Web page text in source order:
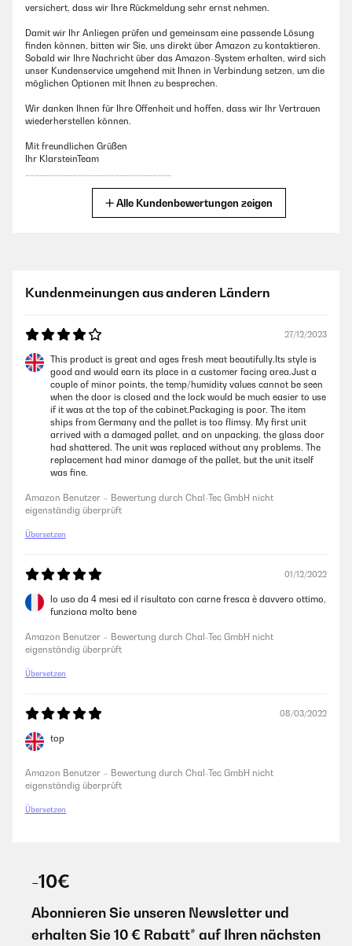
versichert, dass wir Ihre Rückmeldung sehr ernst nehmen.
Damit wir Ihr Anliegen prüfen und gemeinsam eine passende Lösung
finden können, bitten wir Sie, uns direkt über Amazon zu kontaktieren.
Sobald wir Ihre Nachricht über das Amazon-System erhalten, wird sich
unser Kundenservice umgehend mit Ihnen in Verbindung setzen, um die
möglichen Optionen mit Ihnen zu besprechen.
Wir danken Ihnen für Ihre Offenheit und hoffen, dass wir Ihr Vertrauen
wiederherstellen können.
Mit freundlichen Grüßen
Ihr KlarsteinTeam
Bedienungsanleitung sollte auch etwas detaillierter sein. Aber sonst
Amazon Benutzer – Bewertung durch Chal-Tec GmbH nicht
eigenständig überprüft
29/07/2022
Sehr gut verarbeitet tut was es soll gefällt mir und meiner Frau sehr
ganz klare kaufempfehlung!!
Amazon Benutzer – Bewertung durch Chal-Tec GmbH nicht
eigenständig überprüft
Super vielen Dank für alles 2 Tage Lieferung. Optisch ein super Highlight
Amazon Benutzer – Bewertung durch Chal-Tec GmbH nicht
eigenständig überprüft
top
Amazon Benutzer – Bewertung durch Chal-Tec GmbH nicht
Alle Kundenbewertungen zeigen
Kundenmeinungen aus anderen Ländern
27/12/2023
This product is great and ages fresh meat beautifully.Its style is
good and would earn its place in a customer facing area.Just a
couple of minor points, the temp/humidity values cannot be seen
when the door is closed and the lock would be much easier to use
if it was at the top of the cabinet.Packaging is poor. The item
ships from Germany and the pallet is too flimsy. My first unit
arrived with a damaged pallet, and on unpacking, the glass door
had shattered. The unit was replaced without any problems. The
replacement had minor damage of the pallet, but the unit itself
was fine.
Amazon Benutzer – Bewertung durch Chal-Tec GmbH nicht
eigenständig überprüft
Übersetzen
01/12/2022
lo uso da 4 mesi ed il risultato con carne fresca è davvero ottimo,
funziona molto bene
Amazon Benutzer – Bewertung durch Chal-Tec GmbH nicht
eigenständig überprüft
Übersetzen
08/03/2022
top
Amazon Benutzer – Bewertung durch Chal-Tec GmbH nicht
eigenständig überprüft
Übersetzen
-10€
Abonnieren Sie unseren Newsletter und
erhalten Sie 10 € Rabatt* auf Ihren nächsten